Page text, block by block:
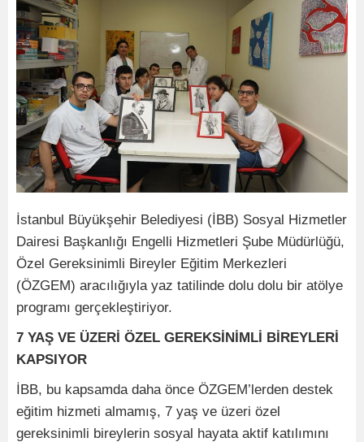
İstanbul Büyükşehir Belediyesi (İBB) Sosyal Hizmetler
Dairesi Başkanlığı Engelli Hizmetleri Şube Müdürlüğü,
Özel Gereksinimli Bireyler Eğitim Merkezleri
(ÖZGEM) aracılığıyla yaz tatilinde dolu dolu bir atölye
programı gerçekleştiriyor.
7 YAŞ VE ÜZERİ ÖZEL GEREKSİNİMLİ BİREYLERİ
KAPSIYOR
İBB, bu kapsamda daha önce ÖZGEM’lerden destek
eğitim hizmeti almamış, 7 yaş ve üzeri özel
gereksinimli bireylerin sosyal hayata aktif katılımını